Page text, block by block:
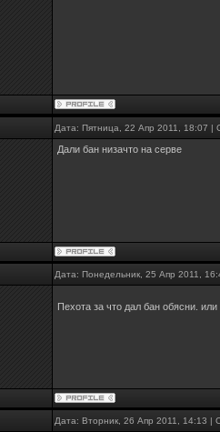
Дата: Пятница, 22 Апр 2011, 18:07
Дали бан низачто на серве
Дата: Понедельник, 25 Апр 2011,
Пехота за что дал бан обясни.
Дата: Вторник, 26 Апр 2011, 14:13